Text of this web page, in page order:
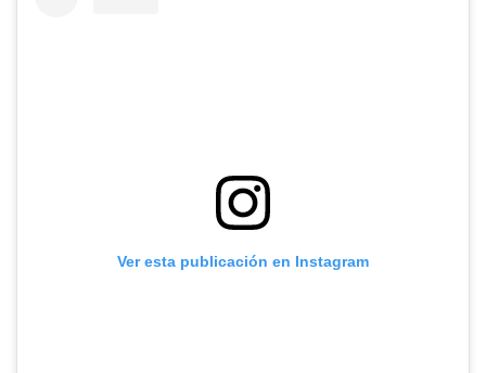
Ver esta publicación en Instagram